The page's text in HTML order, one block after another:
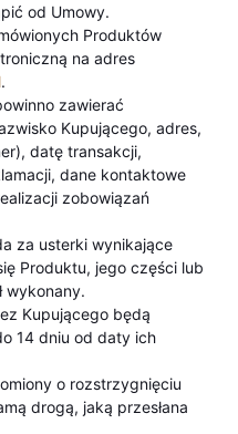
od Umowy.
Produktów
na adres
.
zawierać
Kupującego, adres,
datę transakcji,
dane kontaktowe
zobowiązań
za usterki wynikające
Produktu, jego części lub
wykonany.
Kupującego będą
14 dniu od daty ich
o rozstrzygnięciu
drogą, jaką przesłana